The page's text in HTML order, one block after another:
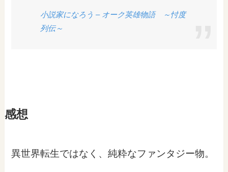
小説家になろう – オーク英雄物語 ～忖度
列伝～
感想
異世界転生ではなく、純粋なファンタジー物。